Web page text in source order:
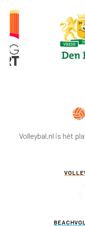
Volleybal.nl is hét